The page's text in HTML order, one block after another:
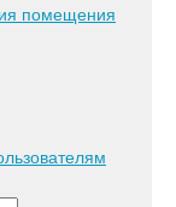
помещения